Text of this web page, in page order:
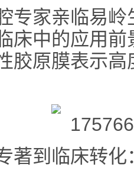
家亲临易岭
床中的应用
胶原膜表示高
著到临床转